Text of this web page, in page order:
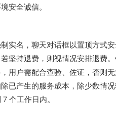
安全诚信。
实名，聊天对话框以置顶方式
坚持退费，则视情况安排退费
用户需配合查验、佐证，否则
已产生的服务成本，除少数情
个工作日内。